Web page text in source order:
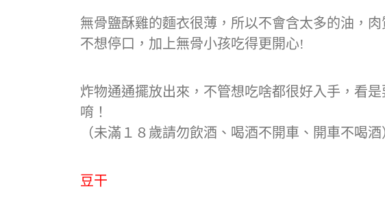
無骨鹽酥雞的麵衣很薄，所以不會含太多的油，
不想停口，加上無骨小孩吃得更開心!
炸物通通擺放出來，不管想吃啥都很好入手，看
唷！
（未滿１８歲請勿飲酒、喝酒不開車、開車不喝酒
豆干